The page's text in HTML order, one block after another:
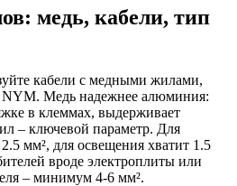
медь, кабели, тип
кабели с медными жилами,
Медь надежнее алюминия:
в клеммах, выдерживает
– ключевой параметр. Для
мм², для освещения хватит 1.5
вроде электроплиты или
– минимум 4-6 мм².